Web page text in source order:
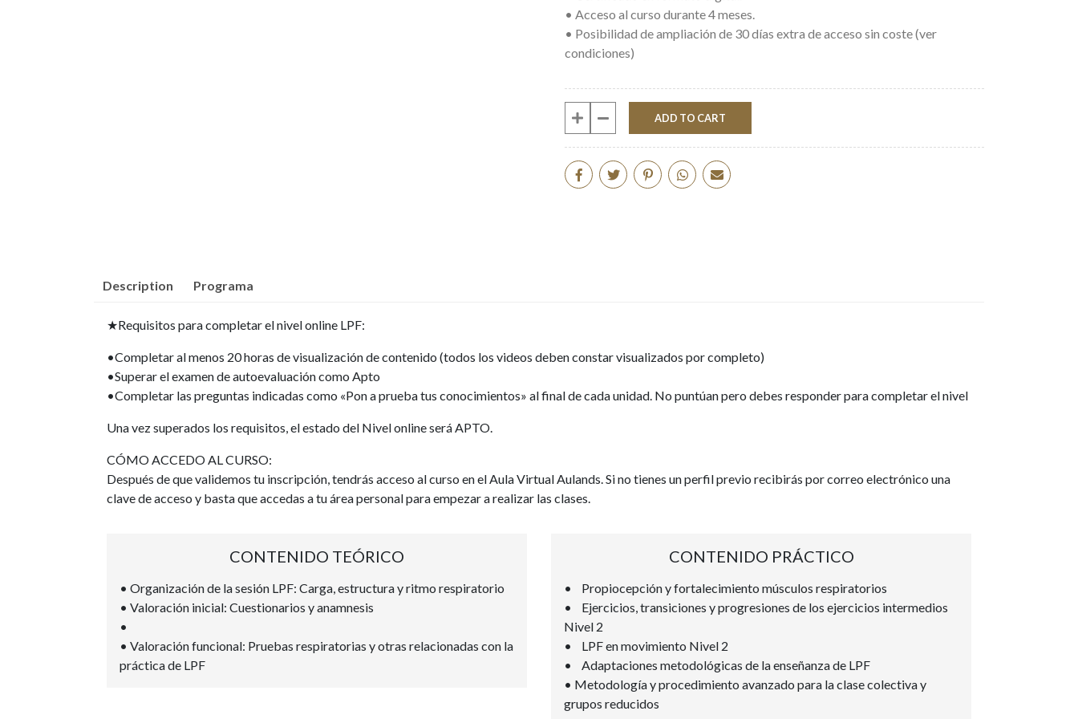
• Acceso al curso durante 4 meses.
• Posibilidad de ampliación de 30 días extra de acceso sin coste (ver
condiciones)
ADD TO CART
Description Programa
★Requisitos para completar el nivel online LPF:
•Completar al menos 20 horas de visualización de contenido (todos los videos deben constar visualizados por completo)
•Superar el examen de autoevaluación como Apto
•Completar las preguntas indicadas como «Pon a prueba tus conocimientos» al final de cada unidad. No puntúan pero debes responder para completar el nivel
Una vez superados los requisitos, el estado del Nivel online será APTO.
CÓMO ACCEDO AL CURSO:
Después de que validemos tu inscripción, tendrás acceso al curso en el Aula Virtual Aulands. Si no tienes un perfil previo recibirás por correo electrónico una
clave de acceso y basta que accedas a tu área personal para empezar a realizar las clases.
CONTENIDO TEÓRICO
• Organización de la sesión LPF: Carga, estructura y ritmo respiratorio
• Valoración inicial: Cuestionarios y anamnesis
•
• Valoración funcional: Pruebas respiratorias y otras relacionadas con la
práctica de LPF
CONTENIDO PRÁCTICO
• Propiocepción y fortalecimiento músculos respiratorios
• Ejercicios, transiciones y progresiones de los ejercicios intermedios
Nivel 2
• LPF en movimiento Nivel 2
• Adaptaciones metodológicas de la enseñanza de LPF
• Metodología y procedimiento avanzado para la clase colectiva y
grupos reducidos